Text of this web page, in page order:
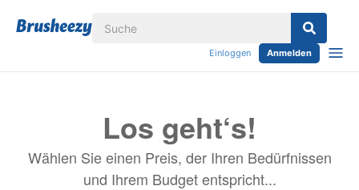
Einloggen Anmelden
Los geht‘s!
Wählen Sie einen Preis, der Ihren Bedürfnissen
und Ihrem Budget entspricht...